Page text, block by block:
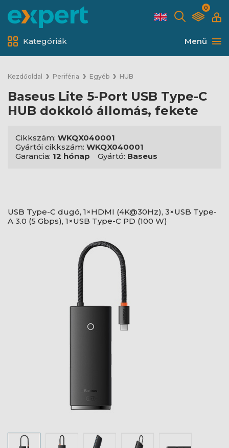
0
Menü
Kategóriák
Kezdőoldal Periféria Egyéb HUB
Baseus Lite 5-Port USB Type-C
HUB dokkoló állomás, fekete
Cikkszám: WKQX040001
Gyártói cikkszám: WKQX040001
Garancia: 12 hónap Gyártó: Baseus
USB Type-C dugó, 1×HDMI (4K@30Hz), 3×USB Type-
A 3.0 (5 Gbps), 1×USB Type-C PD (100 W)